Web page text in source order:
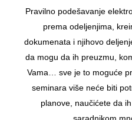
Pravilno podešavanje
prema odeljenjima,
dokumenata i njihovo
da mogu da ih preuzmu,
Vama… sve je to moguće
seminara više neće biti
planove, naučićete da
saradnikom